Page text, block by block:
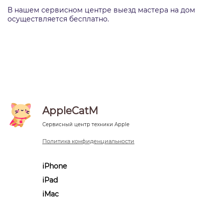
В нашем сервисном центре выезд мастера на дом
осуществляется бесплатно.
AppleCatM
Сервисный центр техники Apple
Политика конфиденциальности
iPhone
iPad
iMac